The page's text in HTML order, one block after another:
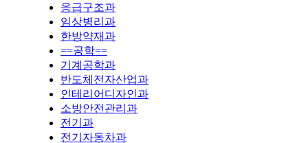
응급구조과
임상병리과
한방약재과
==공학==
기계공학과
반도체전자산업과
인테리어디자인과
소방안전관리과
전기과
전기자동차과